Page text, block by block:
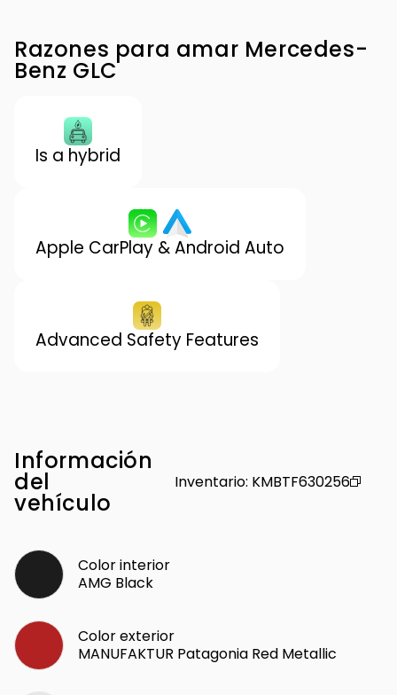
de procesamiento del concesionario. El precio real del
concesionario puede variar.
Razones para amar Mercedes-
Benz GLC
Is a hybrid
Apple CarPlay & Android Auto
Advanced Safety Features
Información
del
vehículo
Inventario: KMBTF630256
Color interior
AMG Black
Color exterior
MANUFAKTUR Patagonia Red Metallic